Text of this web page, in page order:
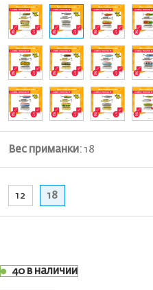
Вес приманки: 18
12 18
40 в наличии